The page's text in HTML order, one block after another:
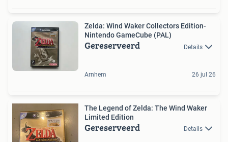
Zelda: Wind Waker Collectors Edition-
Nintendo GameCube (PAL)
Gereserveerd Details
Arnhem 26 jul 26
The Legend of Zelda: The Wind Waker
Limited Edition
Gereserveerd Details